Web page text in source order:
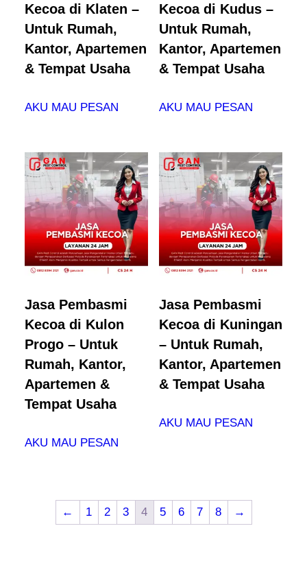
Kecoa di Klaten –
Untuk Rumah,
Kantor, Apartemen
& Tempat Usaha
AKU MAU PESAN
Kecoa di Kudus –
Untuk Rumah,
Kantor, Apartemen
& Tempat Usaha
AKU MAU PESAN
Jasa Pembasmi
Kecoa di Kulon
Progo – Untuk
Rumah, Kantor,
Apartemen &
Tempat Usaha
AKU MAU PESAN
Jasa Pembasmi
Kecoa di Kuningan
– Untuk Rumah,
Kantor, Apartemen
& Tempat Usaha
AKU MAU PESAN
← 1 2 3 4 5 6 7 8 →